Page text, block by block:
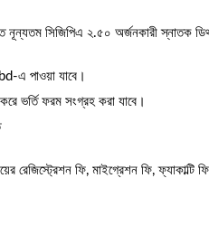
সিজিপিএ ২.৫০ অর্জনকারী স্নাতক
এ পাওয়া যাবে।
ভর্তি ফরম সংগ্রহ করা যাবে।
ফি, মাইগ্রেশন ফি, ফ্যাকাল্টি